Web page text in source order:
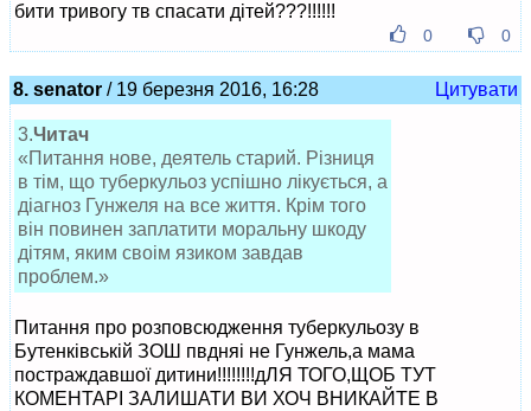
бити тривогу тв спасати дітей???!!!!!!
0 0
8. senator / 19 березня 2016, 16:28 Цитувати
3.Читач
«Питання нове, деятель старий. Різниця
в тім, що туберкульоз успішно лікується, а
діагноз Гунжеля на все життя. Крім того
він повинен заплатити моральну шкоду
дітям, яким своім язиком завдав
проблем.»
Питання про розповсюдження туберкульозу в
Бутенківській ЗОШ пвдняі не Гунжель,а мама
постраждавшої дитини!!!!!!!!дЛЯ ТОГО,ЩОБ ТУТ
КОМЕНТАРІ ЗАЛИШАТИ ВИ ХОЧ ВНИКАЙТЕ В